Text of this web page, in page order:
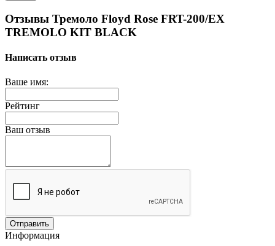
Отзывы Тремоло Floyd Rose FRT-200/EX
TREMOLO KIT BLACK
Написать отзыв
Ваше имя:
Рейтинг
Ваш отзыв
Отправить
Информация